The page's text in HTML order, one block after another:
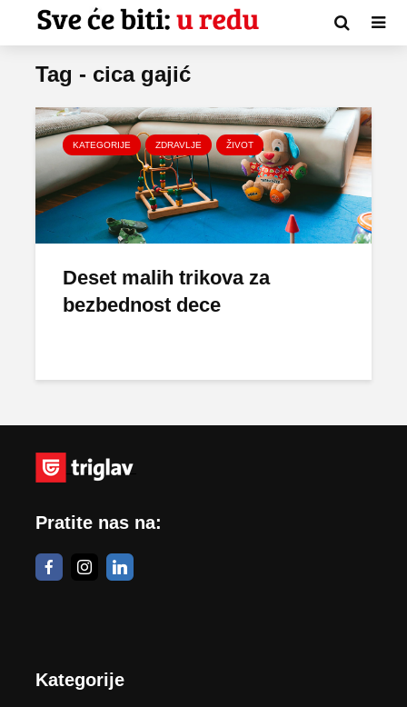
Tag - cica gajić
KATEGORIJE ZDRAVLJE ŽIVOT
Deset malih trikova za
bezbednost dece
Pratite nas na:
Kategorije